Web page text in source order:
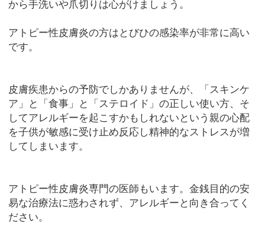
から手洗いや爪切りは心がけましょう。
アトピー性皮膚炎の方はとびひの感染率が非常に高い
です。
皮膚疾患からの予防でしかありませんが、「スキンケ
ア」と「食事」と「ステロイド」の正しい使い方、そ
してアレルギーを起こすかもしれないという親の心配
を子供が敏感に受け止め反応し精神的なストレスが増
してしまいます。
アトピー性皮膚炎専門の医師もいます。金銭目的の安
易な治療法に惑わされず、アレルギーと向き合ってく
ださい。